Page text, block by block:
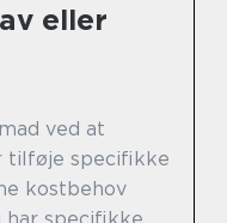
eller
ved at
tilføje specifikke
kostbehov